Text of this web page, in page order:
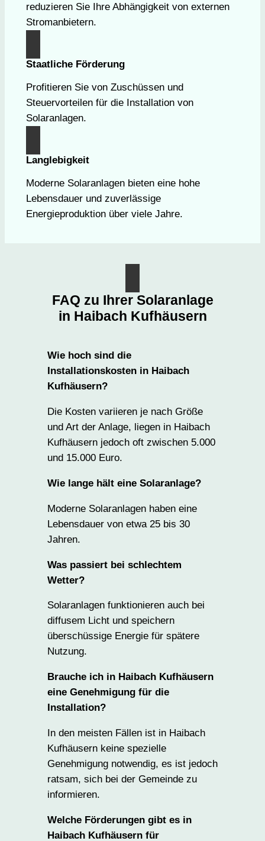
reduzieren Sie Ihre Abhängigkeit von externen
Stromanbietern.
Staatliche Förderung
Profitieren Sie von Zuschüssen und
Steuervorteilen für die Installation von
Solaranlagen.
Langlebigkeit
Moderne Solaranlagen bieten eine hohe
Lebensdauer und zuverlässige
Energieproduktion über viele Jahre.
FAQ zu Ihrer Solaranlage
in Haibach Kufhäusern
Wie hoch sind die
Installationskosten in Haibach
Kufhäusern?
Die Kosten variieren je nach Größe
und Art der Anlage, liegen in Haibach
Kufhäusern jedoch oft zwischen 5.000
und 15.000 Euro.
Wie lange hält eine Solaranlage?
Moderne Solaranlagen haben eine
Lebensdauer von etwa 25 bis 30
Jahren.
Was passiert bei schlechtem
Wetter?
Solaranlagen funktionieren auch bei
diffusem Licht und speichern
überschüssige Energie für spätere
Nutzung.
Brauche ich in Haibach Kufhäusern
eine Genehmigung für die
Installation?
In den meisten Fällen ist in Haibach
Kufhäusern keine spezielle
Genehmigung notwendig, es ist jedoch
ratsam, sich bei der Gemeinde zu
informieren.
Welche Förderungen gibt es in
Haibach Kufhäusern für